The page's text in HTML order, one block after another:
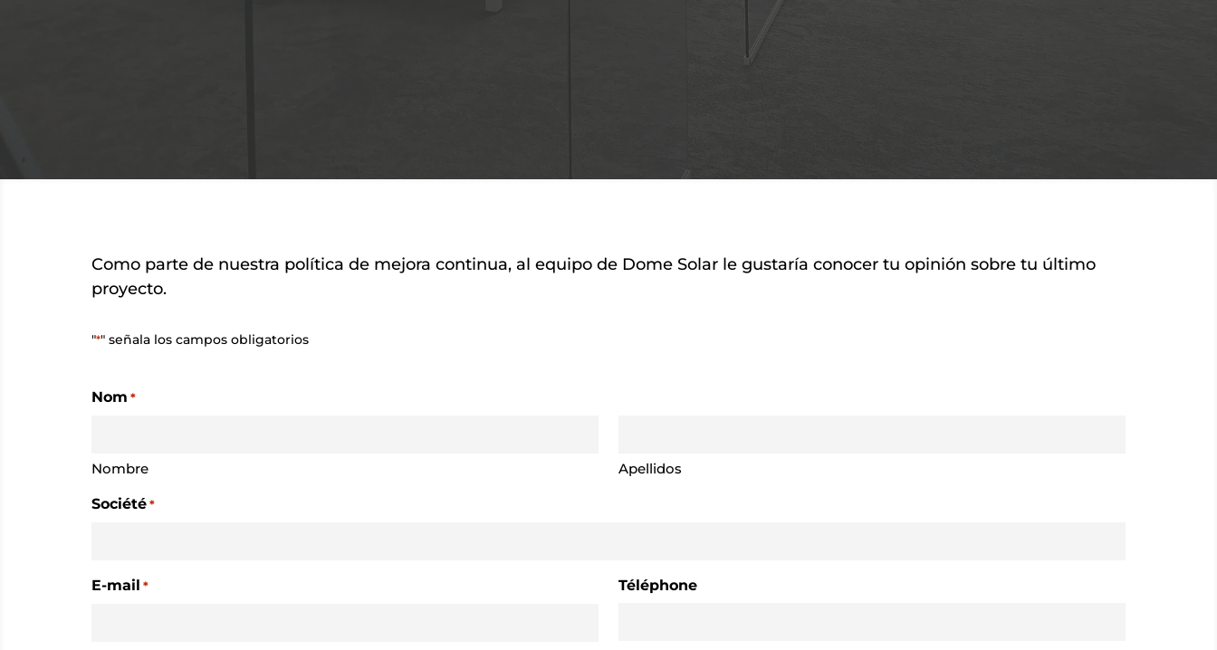
Como parte de nuestra política de mejora continua, al equipo de Dome Solar le gustaría conocer tu opinión sobre tu último
proyecto.
"*" señala los campos obligatorios
Nom *
Nombre Apellidos
Société *
E-mail * Téléphone